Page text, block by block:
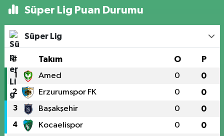
Süper Lig Puan Durumu
Süper Lig
# Takım O P
1 Amed 0 0
2 Erzurumspor FK 0 0
3 Başakşehir 0 0
4 Kocaelispor 0 0